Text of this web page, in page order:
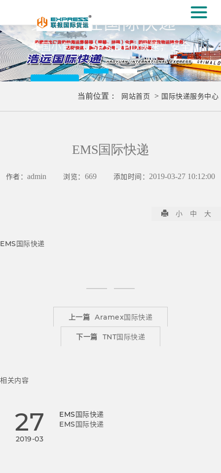
义乌专业国际快递
美国小包，USPS,DPD快速，安全
当前位置： 网站首页 > 国际快递服务中心
EMS国际快递
作者：admin 浏览： 669 添加时间：2019-03-27 10:12:00
小 中 大
EMS国际快递
上一篇 Aramex国际快递
下一篇 TNT国际快递
相关内容
27
2019-03
EMS国际快递
EMS国际快递